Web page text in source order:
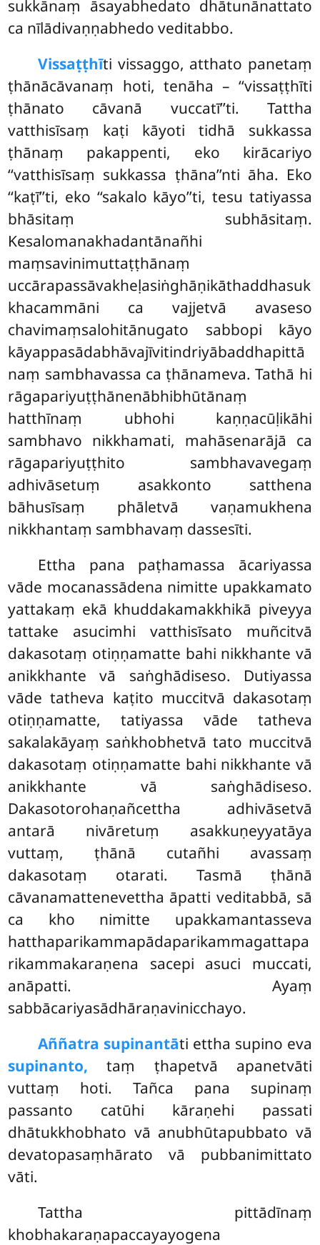
sukkānaṃ āsayabhedato dhātunānattato
ca nīlādivaṇṇabhedo veditabbo.
Vissaṭṭhīti vissaggo, atthato panetaṃ
ṭhānācāvanaṃ hoti, tenāha – ‘‘vissaṭṭhīti
ṭhānato
cāvanā vuccatī’’ti. Tattha
vatthisīsaṃ kaṭi kāyoti tidhā sukkassa
ṭhānaṃ pakappenti, eko kirācariyo
‘‘vatthisīsaṃ sukkassa ṭhāna’’nti āha. Eko
‘‘kaṭī’’ti, eko ‘‘sakalo kāyo’’ti, tesu tatiyassa
bhāsitaṃ subhāsitaṃ.
Kesalomanakhadantānañhi
maṃsavinimuttaṭṭhānaṃ
uccārapassāvakheḷasiṅghāṇikāthaddhasuk
khacammāni ca vajjetvā avaseso
chavimaṃsalohitānugato sabbopi kāyo
kāyappasādabhāvajīvitindriyābaddhapittā
naṃ sambhavassa ca ṭhānameva. Tathā hi
rāgapariyuṭṭhānenābhibhūtānaṃ
hatthīnaṃ ubhohi kaṇṇacūḷikāhi
sambhavo nikkhamati, mahāsenarājā ca
rāgapariyuṭṭhito sambhavavegaṃ
adhivāsetuṃ asakkonto satthena
bāhusīsaṃ phāletvā vaṇamukhena
nikkhantaṃ sambhavaṃ dassesīti.
Ettha pana paṭhamassa ācariyassa
vāde mocanassādena nimitte upakkamato
yattakaṃ ekā khuddakamakkhikā piveyya
tattake asucimhi vatthisīsato muñcitvā
dakasotaṃ otiṇṇamatte bahi nikkhante vā
anikkhante vā saṅghādiseso. Dutiyassa
vāde tatheva kaṭito muccitvā dakasotaṃ
otiṇṇamatte, tatiyassa vāde tatheva
sakalakāyaṃ saṅkhobhetvā tato muccitvā
dakasotaṃ otiṇṇamatte bahi nikkhante vā
anikkhante vā saṅghādiseso.
Dakasotorohaṇañcettha adhivāsetvā
antarā nivāretuṃ asakkuṇeyyatāya
vuttaṃ, ṭhānā cutañhi avassaṃ
dakasotaṃ otarati. Tasmā ṭhānā
cāvanamattenevettha āpatti veditabbā, sā
ca kho nimitte upakkamantasseva
hatthaparikammapādaparikammagattapa
rikammakaraṇena sacepi asuci muccati,
anāpatti. Ayaṃ
sabbācariyasādhāraṇavinicchayo.
Aññatra supinantāti ettha supino eva
supinanto, taṃ ṭhapetvā apanetvāti
vuttaṃ hoti. Tañca pana supinaṃ
passanto catūhi kāraṇehi passati
dhātukkhobhato vā anubhūtapubbato vā
devatopasaṃhārato vā pubbanimittato
vāti.
Tattha pittādīnaṃ
khobhakaraṇapaccayayogena